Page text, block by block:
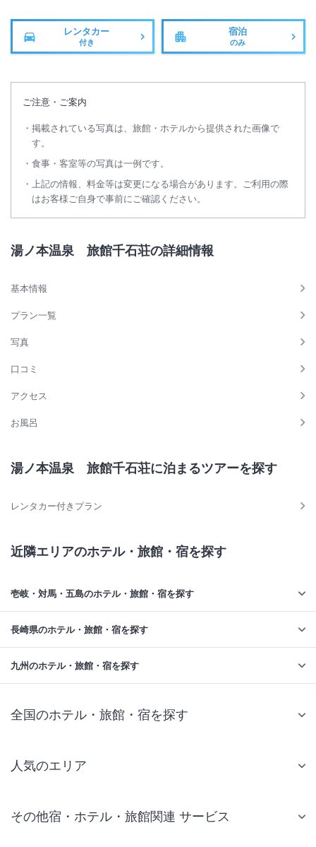
レンタカー
付き
宿泊
のみ
ご注意・ご案内
掲載されている写真は、旅館・ホテルから提供された画像で
す。
食事・客室等の写真は一例です。
上記の情報、料金等は変更になる場合があります。ご利用の際
はお客様ご自身で事前にご確認ください。
湯ノ本温泉 旅館千石荘の詳細情報
基本情報
プラン一覧
写真
口コミ
アクセス
お風呂
湯ノ本温泉 旅館千石荘に泊まるツアーを探す
レンタカー付きプラン
近隣エリアのホテル・旅館・宿を探す
壱岐・対馬・五島のホテル・旅館・宿を探す
長崎県のホテル・旅館・宿を探す
九州のホテル・旅館・宿を探す
全国のホテル・旅館・宿を探す
人気のエリア
仙台 ホテル
その他宿・ホテル・旅館関連 サービス